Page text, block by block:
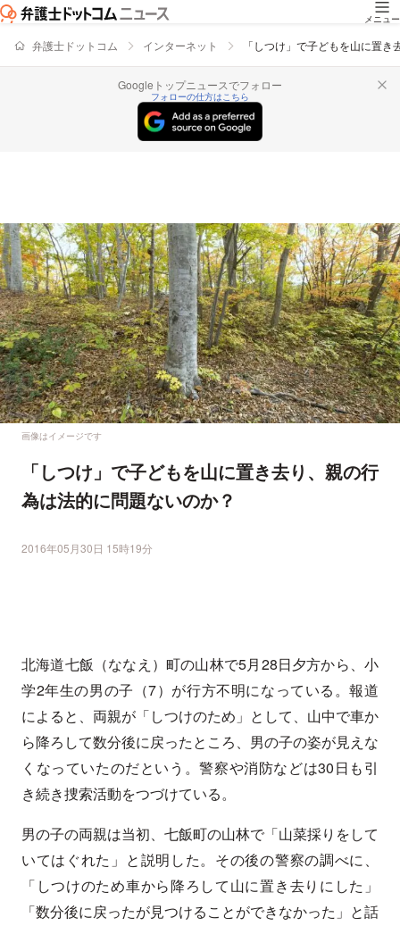
メニュー
弁護士ドットコム インターネット 「しつけ」で子どもを山に置
Googleトップニュースでフォロー
フォローの仕方はこちら
画像はイメージです
「しつけ」で子どもを山に置き去り、親の行
為は法的に問題ないのか？
2016年05月30日 15時19分
北海道七飯（ななえ）町の山林で5月28日夕方から、小
学2年生の男の子（7）が行方不明になっている。報道
によると、両親が「しつけのため」として、山中で車か
ら降ろして数分後に戻ったところ、男の子の姿が見えな
くなっていたのだという。警察や消防などは30日も引
き続き捜索活動をつづけている。
男の子の両親は当初、七飯町の山林で「山菜採りをして
いてはぐれた」と説明した。その後の警察の調べに、
「しつけのため車から降ろして山に置き去りにした」
「数分後に戻ったが見つけることができなかった」と話